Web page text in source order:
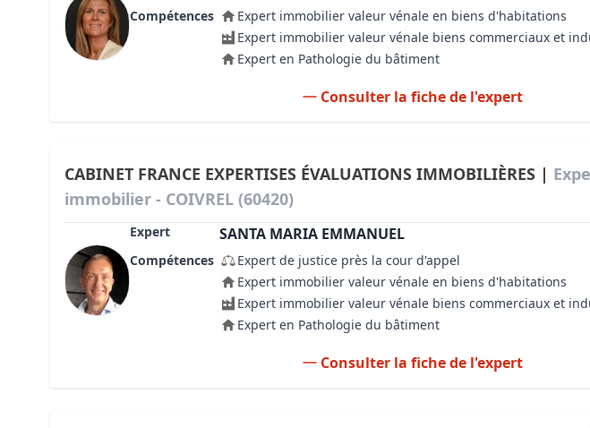
Compétences
Expert immobilier valeur vénale en biens d'habitations
Expert immobilier valeur vénale biens commerciaux et
Expert en Pathologie du bâtiment
Consulter la fiche de l'expert
CABINET FRANCE EXPERTISES ÉVALUATIONS IMMOBILIÈRES |
immobilier - COIVREL (60420)
Expert SANTA MARIA EMMANUEL
Compétences
Expert de justice près la cour d'appel
Expert immobilier valeur vénale en biens d'habitations
Expert immobilier valeur vénale biens commerciaux et
Expert en Pathologie du bâtiment
Consulter la fiche de l'expert